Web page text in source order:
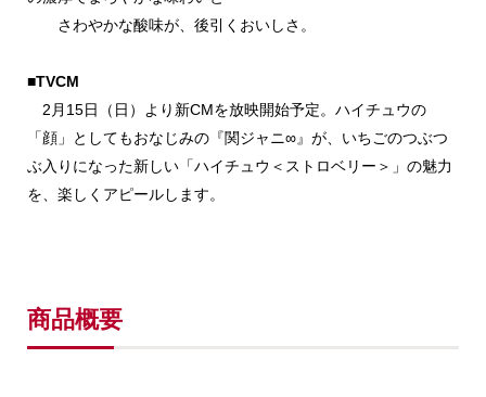
さわやかな酸味が、後引くおいしさ。
■TVCM
2月15日（日）より新CMを放映開始予定。ハイチュウの
「顔」としてもおなじみの『関ジャニ∞』が、いちごのつぶつ
ぶ入りになった新しい「ハイチュウ＜ストロベリー＞」の魅力
を、楽しくアピールします。
商品概要